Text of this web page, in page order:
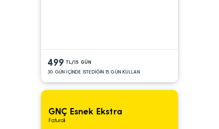
499 TL/15 GÜN
30 GÜN İÇİNDE İSTEDİĞİN 15 GÜN KULLAN
GNÇ Esnek Ekstra
Faturalı